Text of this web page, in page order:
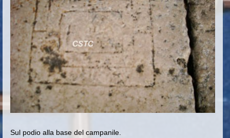
Sul podio alla base del campanile.